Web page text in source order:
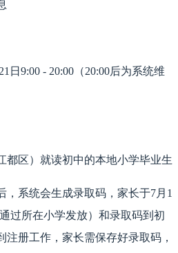
9:00 - 20:00（20:00后为系统维
区）就读初中的本地小学毕业生
系统会生成录取码，家长于7月1
过所在小学发放）和录取码到初
册工作，家长需保存好录取码，